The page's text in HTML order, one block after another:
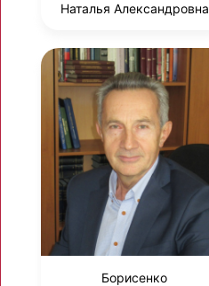
Наталья Александровна
Борисенко